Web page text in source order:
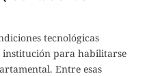
tecnológicas
para habilitarse
Entre esas